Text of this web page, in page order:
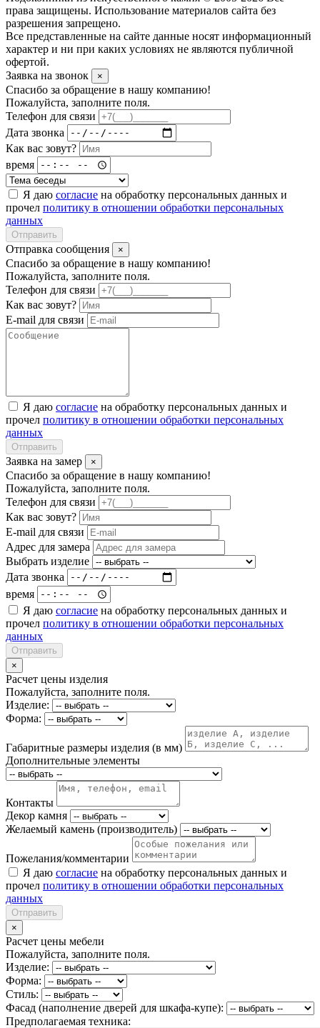
права защищены. Использование материалов сайта без
разрешения запрещено.
Все представленные на сайте данные носят информационный
характер и ни при каких условиях не являются публичной
офертой.
Заявка на звонок
×
Спасибо за обращение в нашу компанию!
Пожалуйста, заполните поля.
Телефон для связи
Дата звонка
Как вас зовут?
время
Я даю согласие на обработку персональных данных и
прочел политику в отношении обработки персональных
данных
Отправить
Отправка сообщения ×
Спасибо за обращение в нашу компанию!
Пожалуйста, заполните поля.
Телефон для связи
Как вас зовут?
E-mail для связи
Я даю согласие на обработку персональных данных и
прочел политику в отношении обработки персональных
данных
Отправить
Заявка на замер ×
Спасибо за обращение в нашу компанию!
Пожалуйста, заполните поля.
Телефон для связи
Как вас зовут?
E-mail для связи
Адрес для замера
Выбрать изделие
Дата звонка
время
Я даю согласие на обработку персональных данных и
прочел политику в отношении обработки персональных
данных
Отправить
×
Расчет цены изделия
Пожалуйста, заполните поля.
Изделие:
Форма:
Габаритные размеры изделия (в мм)
Дополнительные элементы
Контакты
Декор камня
Желаемый камень (производитель)
Пожелания/комментарии
Я даю согласие на обработку персональных данных и
прочел политику в отношении обработки персональных
данных
Отправить
×
Расчет цены мебели
Пожалуйста, заполните поля.
Изделие:
Форма:
Стиль:
Фасад (наполнение дверей для шкафа-купе):
Предполагаемая техника: